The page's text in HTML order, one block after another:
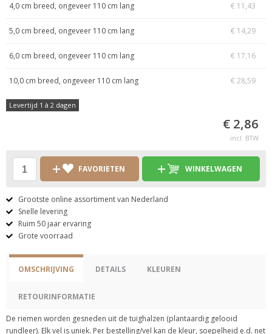
4,0 cm breed, ongeveer 110 cm lang € 11,43
5,0 cm breed, ongeveer 110 cm lang € 14,29
6,0 cm breed, ongeveer 110 cm lang € 17,16
10,0 cm breed, ongeveer 110 cm lang € 28,59
Levertijd 1 à 2 dagen
€ 2,86
incl. BTW
FAVORIETEN WINKELWAGEN
Grootste online assortiment van Nederland
Snelle levering
Ruim 50 jaar ervaring
Grote voorraad
OMSCHRIJVING DETAILS KLEUREN
RETOURINFORMATIE
De riemen worden gesneden uit de tuighalzen (plantaardig gelooid
rundleer). Elk vel is uniek. Per bestelling/vel kan de kleur, soepelheid e.d. net